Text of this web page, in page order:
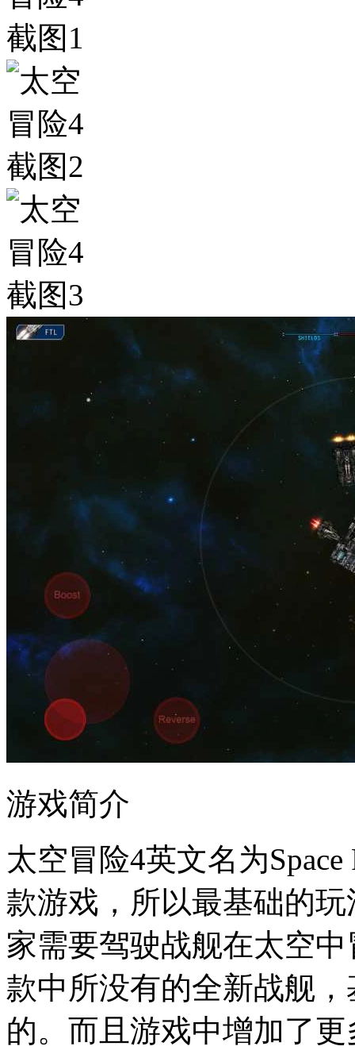
游戏简介
太空冒险4英文名为
款游戏，所以最基础的
家需要驾驶战舰在太空
款中所没有的全新战舰
的。而且游戏中增加了